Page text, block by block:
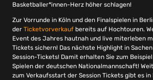
Basketballer*innen-Herz höher schlagen!
Zur Vorrunde in Köln und den Finalspielen in
der Ticketvorverkauf bereits auf Hochtouren.
Event des Jahres hautnah und live miterleben
Tickets sichern! Das nächste Highlight in
Session-Tickets! Damit erhalten Sie zum
Spielen der deutschen Nationalmannschaft!
zum Verkaufsstart der Session Tickets gibt es in